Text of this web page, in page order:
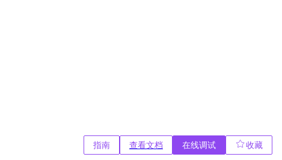
指南 查看文档 在线调试
收藏